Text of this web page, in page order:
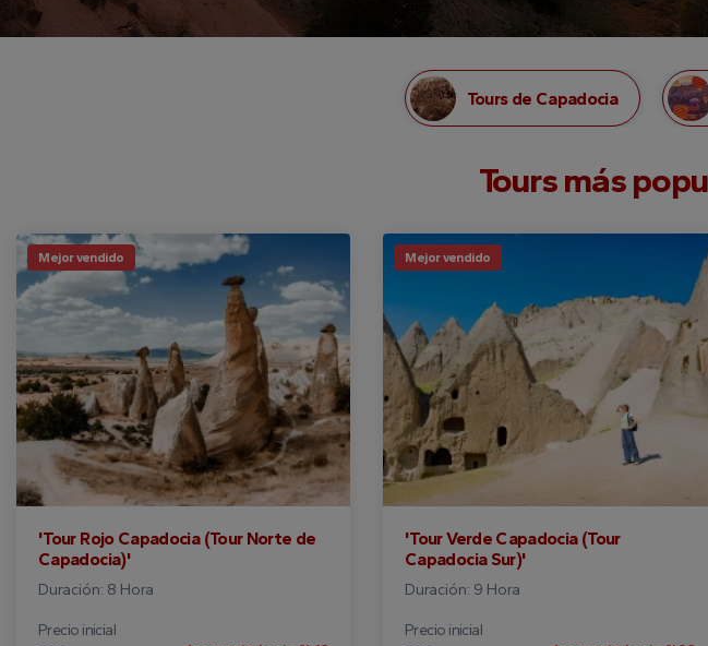
Tours de Capadocia
Tours más
Mejor vendido
'Tour Rojo Capadocia (Tour Norte de
Capadocia)'
Duración: 8 Hora
Precio inicial
Mejor vendido
'Tour Verde Capadocia (Tour
Capadocia Sur)'
Duración: 9 Hora
Precio inicial